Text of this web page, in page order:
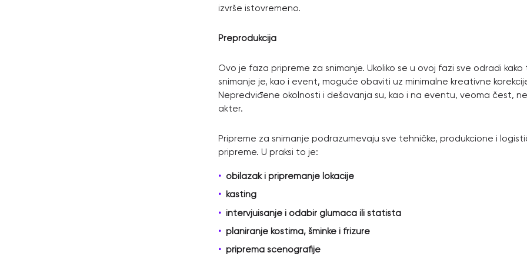
izvrše istovremeno.
Preprodukcija
Ovo je faza pripreme za snimanje. Ukoliko se u ovoj fazi sve odradi kako
snimanje je, kao i event, moguće obaviti uz minimalne kreativne
Nepredviđene okolnosti i dešavanja su, kao i na eventu, veoma čest,
akter.
Pripreme za snimanje podrazumevaju sve tehničke, produkcione i
pripreme. U praksi to je:
obilazak i pripremanje lokacije
kasting
intervjuisanje i odabir glumaca ili statista
planiranje kostima, šminke i frizure
priprema scenografije